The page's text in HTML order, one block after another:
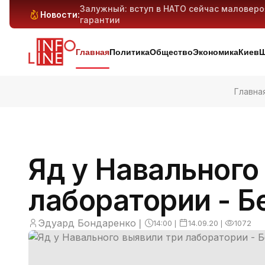
Новости:
Залужный: вступ в НАТО сейчас
гарантии
Антибиотикорезистентность у детей
Генеративный ИИ может вытеснить
Киев и область под массированным
ГлавнаяПолитикаОбществоЭкономикаКиев
Яд у
лаборатории -
Эдуард Бондаренко ❘ 14:00 ❘ 14.09.20 ❘ 1072